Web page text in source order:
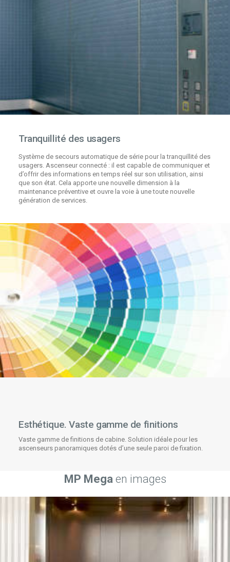
Tranquillité des usagers
Système de secours automatique de série pour la tranquillité des
usagers. Ascenseur connecté : il est capable de communiquer et
d’offrir des informations en temps réel sur son utilisation, ainsi
que son état. Cela apporte une nouvelle dimension à la
maintenance préventive et ouvre la voie à une toute nouvelle
génération de services.
Esthétique. Vaste gamme de finitions
Vaste gamme de finitions de cabine. Solution idéale pour les
ascenseurs panoramiques dotés d’une seule paroi de fixation.
MP Megaen images